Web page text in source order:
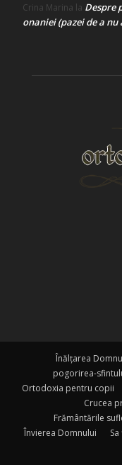
Crina Marina la Despre
onaniei (pazei de a nu
Înălțarea
pogorirea-
Ortodoxia pentru copii
Crucea
Frământările
Învierea Domnului